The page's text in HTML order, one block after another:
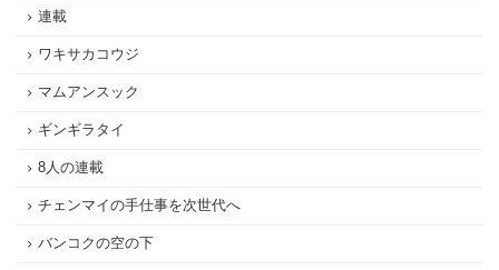
連載
ワキサカコウジ
マムアンスック
ギンギラタイ
8人の連載
チェンマイの手仕事を次世代へ
バンコクの空の下